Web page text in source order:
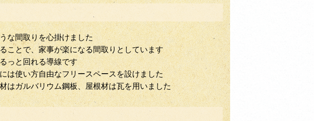
な間取りを心掛けました
ことで、家事が楽になる間取りとしています
っと回れる導線です
は使い方自由なフリースペースを設けました
はガルバリウム鋼板、屋根材は瓦を用いました